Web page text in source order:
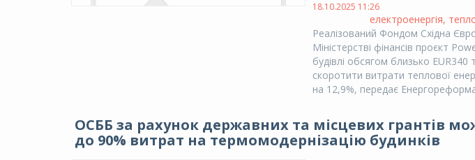
18.10.2025 11:26
електроенергія,
Реалізований Фондом Східна
Міністерстві фінансів проєкт
будівлі обсягом близько EUR340
скоротити витрати теплової
на 12,9%, передає
ОСББ за рахунок державних та місцевих грантів
до 90% витрат на термомодернізацію будинків